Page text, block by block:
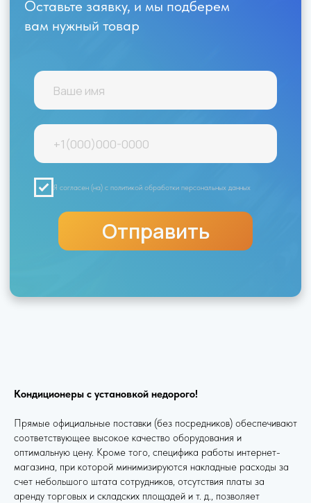
Кондиционеры с установкой недорого!
Прямые официальные поставки (без посредников) обеспечивают
соответствующее высокое качество оборудования и
оптимальную цену. Кроме того, специфика работы интернет-
магазина, при которой минимизируются накладные расходы за
счет небольшого штата сотрудников, отсутствия платы за
аренду торговых и складских площадей и т. д., позволяет